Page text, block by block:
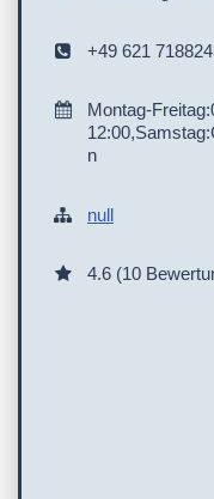
+49 621
Montag-
n
null
4.6 (10